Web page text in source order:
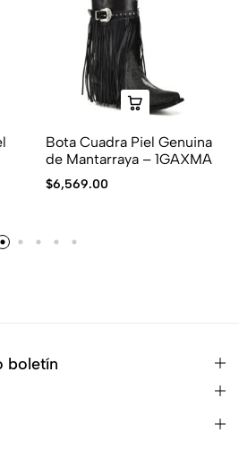
Bota Cuadra Piel Genuina
de Mantarraya – 1GAXMA
$6,569.00
boletín